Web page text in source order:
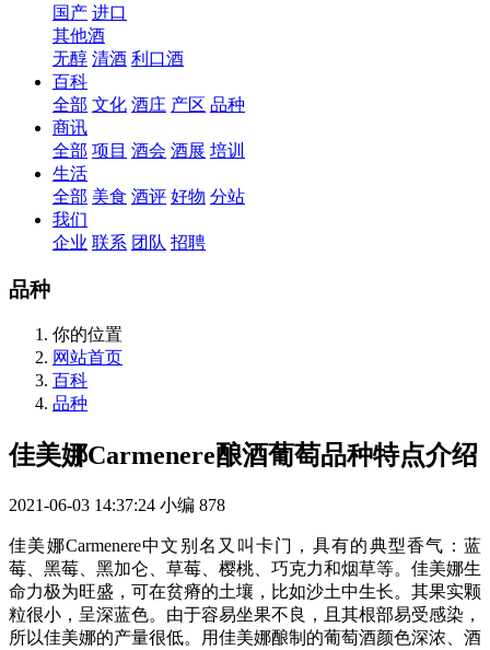
国产 进口
其他酒
无醇 清酒 利口酒
百科
全部 文化 酒庄 产区 品种
商讯
全部 项目 酒会 酒展 培训
生活
全部 美食 酒评 好物 分站
我们
企业 联系 团队 招聘
品种
你的位置
网站首页
百科
品种
佳美娜Carmenere酿酒葡萄品种特点介绍
2021-06-03 14:37:24 小编 878
佳美娜Carmenere中文别名又叫卡门，具有的典型香气：蓝
莓、黑莓、黑加仑、草莓、樱桃、巧克力和烟草等。佳美娜生
命力极为旺盛，可在贫瘠的土壤，比如沙土中生长。其果实颗
粒很小，呈深蓝色。由于容易坐果不良，且其根部易受感染，
所以佳美娜的产量很低。用佳美娜酿制的葡萄酒颜色深浓、酒